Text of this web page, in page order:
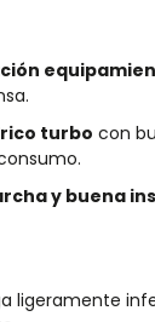
turbo con
y buena
ligeramente